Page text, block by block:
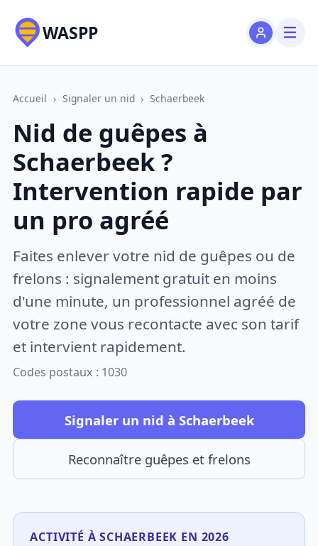
WASPP
Accueil › Signaler un nid › Schaerbeek
Nid de guêpes à
Schaerbeek ?
Intervention rapide par
un pro agréé
Faites enlever votre nid de guêpes ou de
frelons : signalement gratuit en moins
d'une minute, un professionnel agréé de
votre zone vous recontacte avec son tarif
et intervient rapidement.
Codes postaux : 1030
Signaler un nid à Schaerbeek
Reconnaître guêpes et frelons
ACTIVITÉ À SCHAERBEEK EN 2026